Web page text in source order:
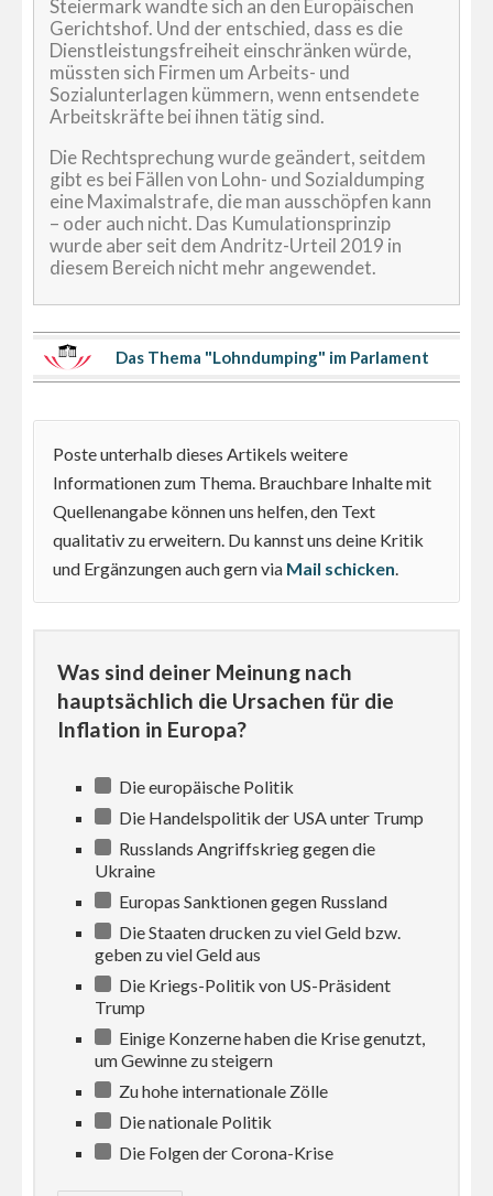
Steiermark wandte sich an den Europäischen
Gerichtshof. Und der entschied, dass es die
Dienstleistungsfreiheit einschränken würde,
müssten sich Firmen um Arbeits- und
Sozialunterlagen kümmern, wenn entsendete
Arbeitskräfte bei ihnen tätig sind.
Die Rechtsprechung wurde geändert, seitdem
gibt es bei Fällen von Lohn- und Sozialdumping
eine Maximalstrafe, die man ausschöpfen kann
– oder auch nicht. Das Kumulationsprinzip
wurde aber seit dem Andritz-Urteil 2019 in
diesem Bereich nicht mehr angewendet.
Das Thema "Lohndumping" im Parlament
Poste unterhalb dieses Artikels weitere
Informationen zum Thema. Brauchbare Inhalte mit
Quellenangabe können uns helfen, den Text
qualitativ zu erweitern. Du kannst uns deine Kritik
und Ergänzungen auch gern via Mail schicken
Was sind deiner Meinung nach
hauptsächlich die Ursachen für die
Inflation in Europa?
Die europäische Politik
Die Handelspolitik der USA unter Trump
Russlands Angriffskrieg gegen die
Ukraine
Europas Sanktionen gegen Russland
Die Staaten drucken zu viel Geld bzw.
geben zu viel Geld aus
Die Kriegs-Politik von US-Präsident
Trump
Einige Konzerne haben die Krise genutzt,
um Gewinne zu steigern
Zu hohe internationale Zölle
Die nationale Politik
Die Folgen der Corona-Krise